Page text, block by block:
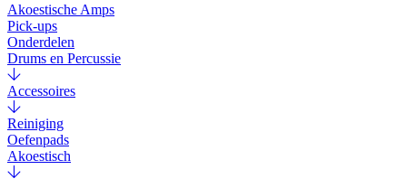
Akoestische Amps
Pick-ups
Onderdelen
Drums en Percussie
Accessoires
Reiniging
Oefenpads
Akoestisch